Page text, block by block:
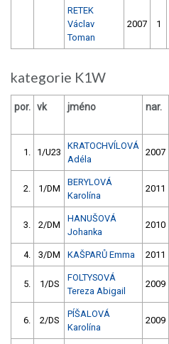
RETEK
Václav
Toman
2007 1
kategorie K1W
por. vk jméno nar.
1. 1/U23
KRATOCHVÍLOVÁ
Adéla
2007
2. 1/DM
BERYLOVÁ
Karolína
2011
3. 2/DM
HANUŠOVÁ
Johanka
2010
4. 3/DM KAŠPARŮ Emma 2011
5. 1/DS
FOLTYSOVÁ
Tereza Abigail
2009
6. 2/DS
PÍŠALOVÁ
Karolína
2009